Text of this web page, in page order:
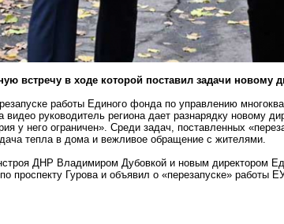
встречу в ходе которой поставил задачи новому
работы Единого фонда по управлению
руководитель региона дает разнарядку новому
у него ограничен». Среди задач, поставленных
тепла в дома и вежливое обращение с жителями.
ДНР Владимиром Дубовкой и новым директором
проспекту Гурова и объявил о «перезапуске» работы